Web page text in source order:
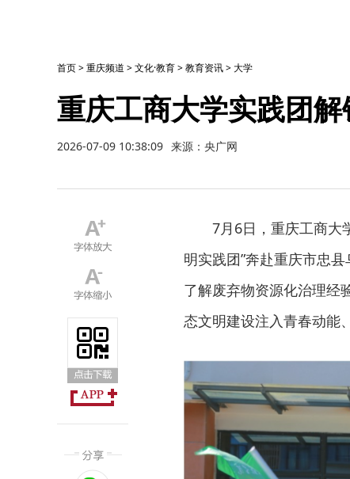
首页>重庆频道 >文化·教育>教育资讯>大学
重庆工商大学实践团
2026-07-09 10:38:09 来源：央广网
7月6日，重庆工商大
明实践团”奔赴重庆市忠
了解废弃物资源化治理经
态文明建设注入青春动能